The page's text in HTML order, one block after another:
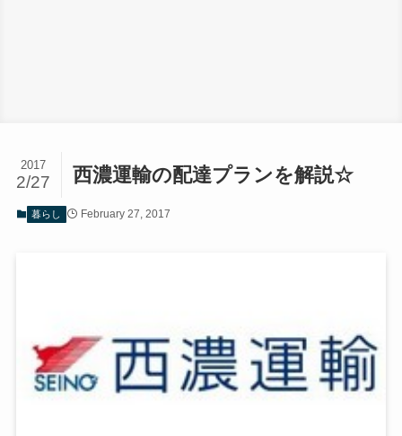
西濃運輸の配達プランを解説☆
2017
2/27
暮らし February 27, 2017